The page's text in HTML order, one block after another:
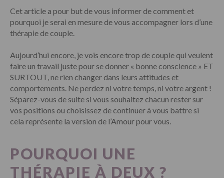
Cet article a pour but de vous informer de comment et
pourquoi je serai en mesure de vous accompagner lors d’une
thérapie de couple.
Aujourd’hui encore, je vois encore trop de couple qui veulent
faire un travail juste pour se donner « bonne conscience » ET
SURTOUT, ne rien changer dans leurs attitudes et
comportements. Ne perdez ni votre temps, ni votre argent !
Séparez-vous de suite si vous souhaitez chacun rester sur
vos positions ou choisissez de continuer à vous battre si
cela représente la version de l’Amour pour vous.
POURQUOI UNE
THÉRAPIE À DEUX ?